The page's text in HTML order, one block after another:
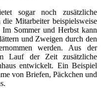
sogar noch zusätzliche
Mitarbeiter beispielsweise
Sommer und Herbst kann
und Zweigen durch den
werden. Aus der
Lauf der Zeit zusätzliche
entwickelt. Ein Beispiel
von Briefen, Päckchen und